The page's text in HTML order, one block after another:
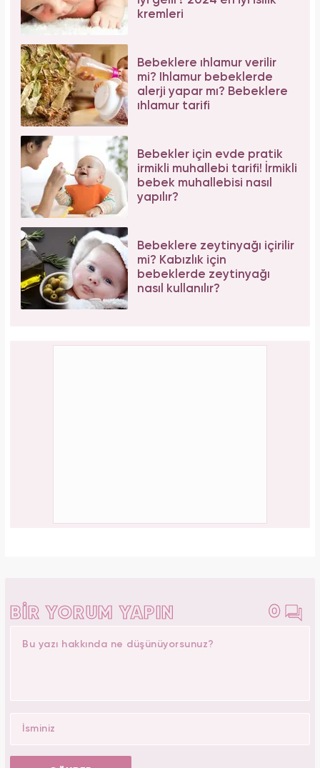
kremleri
Bebeklere ıhlamur verilir
mi? Ihlamur bebeklerde
alerji yapar mı? Bebeklere
ıhlamur tarifi
Bebekler için evde pratik
irmikli muhallebi tarifi! İrmikli
bebek muhallebisi nasıl
yapılır?
Bebeklere zeytinyağı içirilir
mi? Kabızlık için
bebeklerde zeytinyağı
nasıl kullanılır?
BİR YORUM YAPIN 0